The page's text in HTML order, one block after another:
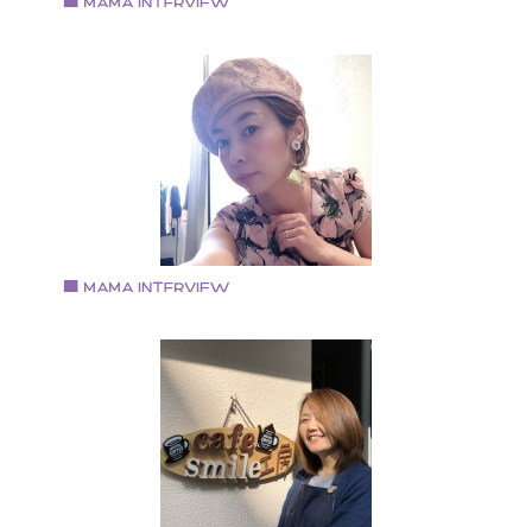
MagentaK 代表
大学卒業後、設計事務所にて勤務と同時にアクセサリ
製作と販売を開始し、２１年目になります。 セレクト
ョップ、美容院、クリニック、百貨店等様々な委託先
て現在も販売中。 革職人としては、個性的でカラフル
バッグや小物を１０年前から製作しています。 メイン
の販売はminne (https://minne.com/@kugoyuki) 主人と
子の三人家族
敷島 梨江さん
パーソナルスタイリスト Rie
大阪府堺市出身、堺市在住。 出産前までは金融機関勤
務。 出産後、3人の子育てを経てスタイリストの道へ。
スタイリスト浅野千絵氏に師事。